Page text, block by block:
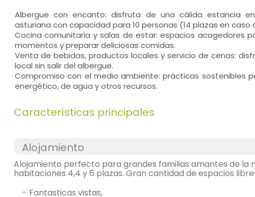
Albergue con encanto: disfruta de una cálida estancia
asturiana con capacidad para 10 personas (14 plazas en
Cocina comunitaria y salas de estar: espacios acogedores
momentos y preparar deliciosas comidas.
Venta de bebidas, productos locales y servicio de cenas:
local sin salir del albergue.
Compromiso con el medio ambiente: prácticas sostenibles
energético, de agua y otros recursos.
Características principales
Alojamiento
Alojamiento perfecto para grandes familias amantes de la
habitaciones 4,4 y 6 plazas. Gran cantidad de espacios
-
fantasticas vistas,